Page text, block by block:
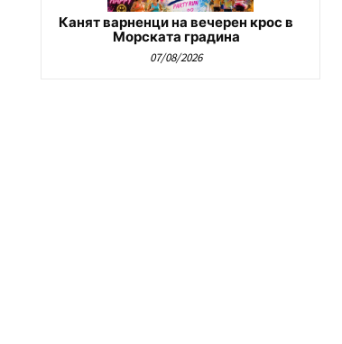
Канят варненци на вечерен крос в
Морската градина
07/08/2026